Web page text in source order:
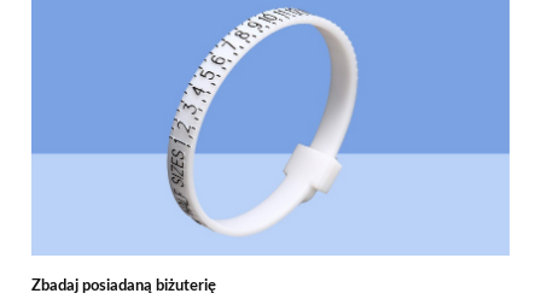
Zbadaj posiadaną biżuterię